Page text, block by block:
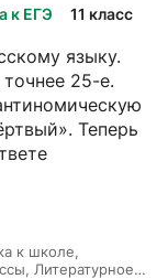
к ЕГЭ 11 класс
языку.
25-е.
Теперь
к школе,
Литературное